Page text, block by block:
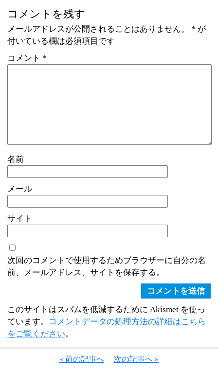
コメントを残す
メールアドレスが公開されることはありません。 * が
付いている欄は必須項目です
コメント *
名前
メール
サイト
次回のコメントで使用するためブラウザーに自分の名
前、メールアドレス、サイトを保存する。
このサイトはスパムを低減するために Akismet を使っ
ています。
コメントデータの処理方法の詳細はこちら
をご覧ください。
« 前の記事へ 次の記事へ »